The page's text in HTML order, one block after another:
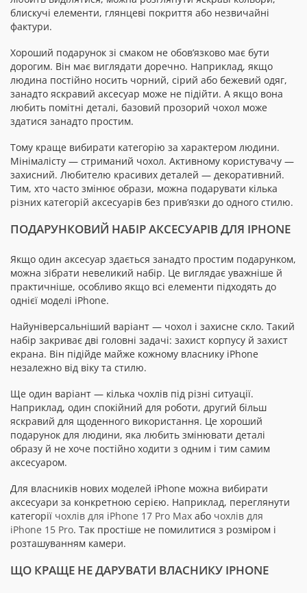
блискучі елементи, глянцеві покриття або незвичайні
фактури.
Хороший подарунок зі смаком не обов’язково має бути
дорогим. Він має виглядати доречно. Наприклад, якщо
людина постійно носить чорний, сірий або бежевий одяг,
занадто яскравий аксесуар може не підійти. А якщо вона
любить помітні деталі, базовий прозорий чохол може
здатися занадто простим.
Тому краще вибирати категорію за характером людини.
Мінімалісту — стриманий чохол. Активному користувачу —
захисний. Любителю красивих деталей — декоративний.
Тим, хто часто змінює образи, можна подарувати кілька
різних категорій аксесуарів без прив’язки до одного стилю.
ПОДАРУНКОВИЙ НАБІР АКСЕСУАРІВ ДЛЯ IPHONE
Якщо один аксесуар здається занадто простим подарунком,
можна зібрати невеликий набір. Це виглядає уважніше й
практичніше, особливо якщо всі елементи підходять до
однієї моделі iPhone.
Найуніверсальніший варіант — чохол і захисне скло. Такий
набір закриває дві головні задачі: захист корпусу й захист
екрана. Він підійде майже кожному власнику iPhone
незалежно від віку та стилю.
Ще один варіант — кілька чохлів під різні ситуації.
Наприклад, один спокійний для роботи, другий більш
яскравий для щоденного використання. Це хороший
подарунок для людини, яка любить змінювати деталі
образу й не хоче постійно ходити з одним і тим самим
аксесуаром.
Для власників нових моделей iPhone можна вибирати
аксесуари за конкретною серією. Наприклад, переглянути
категорії чохлів для iPhone 17 Pro Max або чохлів для
iPhone 15 Pro. Так простіше не помилитися з розміром і
розташуванням камери.
ЩО КРАЩЕ НЕ ДАРУВАТИ ВЛАСНИКУ IPHONE